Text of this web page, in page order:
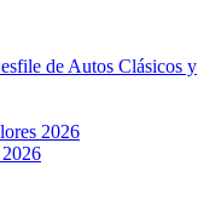
de Autos Clásicos y
2026